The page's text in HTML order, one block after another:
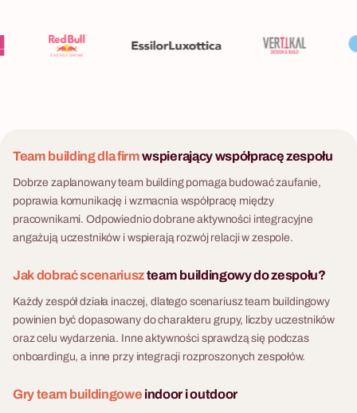
Team building dla firmwspierający współpracę zespołu
Dobrze zaplanowany team building pomaga budować zaufanie,
poprawia komunikację i wzmacnia współpracę między
pracownikami. Odpowiednio dobrane aktywności integracyjne
angażują uczestników i wspierają rozwój relacji w zespole.
Jak dobrać scenariuszteam buildingowy do zespołu?
Każdy zespół działa inaczej, dlatego scenariusz team buildingowy
powinien być dopasowany do charakteru grupy, liczby uczestników
oraz celu wydarzenia. Inne aktywności sprawdzą się podczas
onboardingu, a inne przy integracji rozproszonych zespołów.
Gry team buildingowe indoor i outdoor